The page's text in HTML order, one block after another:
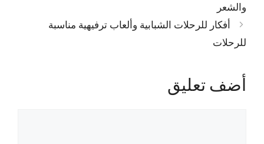
والشعر
أفكار للرحلات الشبابية وألعاب ترفيهية مناسبة
للرحلات
أضف تعليق